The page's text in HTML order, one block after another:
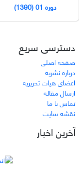
دوره 01 (1390)
دسترسی سریع
صفحه اصلی
درباره نشریه
اعضای هیات تحریریه
ارسال مقاله
تماس با ما
نقشه سایت
آخرین اخبار